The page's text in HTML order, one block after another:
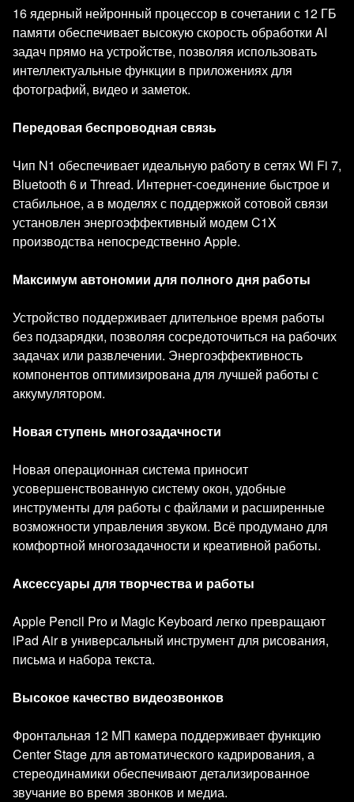
16 ядерный нейронный процессор в сочетании с 12 ГБ
памяти обеспечивает высокую скорость обработки AI
задач прямо на устройстве, позволяя использовать
интеллектуальные функции в приложениях для
фотографий, видео и заметок.
Передовая беспроводная связь
Чип N1 обеспечивает идеальную работу в сетях Wi Fi 7,
Bluetooth 6 и Thread. Интернет-соединение быстрое и
стабильное, а в моделях с поддержкой сотовой связи
установлен энергоэффективный модем C1X
производства непосредственно Apple.
Максимум автономии для полного дня работы
Устройство поддерживает длительное время работы
без подзарядки, позволяя сосредоточиться на рабочих
задачах или развлечении. Энергоэффективность
компонентов оптимизирована для лучшей работы с
аккумулятором.
Новая ступень многозадачности
Новая операционная система приносит
усовершенствованную систему окон, удобные
инструменты для работы с файлами и расширенные
возможности управления звуком. Всё продумано для
комфортной многозадачности и креативной работы.
Аксессуары для творчества и работы
Apple Pencil Pro и Magic Keyboard легко превращают
iPad Air в универсальный инструмент для рисования,
письма и набора текста.
Высокое качество видеозвонков
Фронтальная 12 МП камера поддерживает функцию
Center Stage для автоматического кадрирования, а
стереодинамики обеспечивают детализированное
звучание во время звонков и медиа.